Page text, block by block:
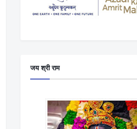
जय श्री राम